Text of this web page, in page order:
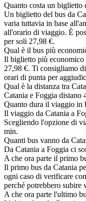
Quanto costa un biglietto
Un biglietto del bus da
varia tuttavia in base
all'orario di viaggio. È
per soli 27,98 €.
Qual è il bus più
Il biglietto più economico
27,98 €. Ti consigliamo
orari di punta per
Qual è la distanza tra
Catania e Foggia distano
Quanto dura il viaggio in
Il viaggio da Catania a
Scegliendo l'opzione di
min.
Quanti bus vanno da
Da Catania a Foggia ci
A che ora parte il primo
Il primo bus da Catania
ogni caso di verificare
perché potrebbero subire
A che ora parte l'ultimo